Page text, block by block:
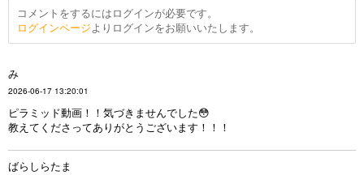
コメントをするにはログインが必要です。
ログインページよりログインをお願いいたします。
み
2026-06-17 13:20:01
ピラミッド動画！！気づきませんでした😳
教えてくださってありがとうございます！！！
ばらしらたま